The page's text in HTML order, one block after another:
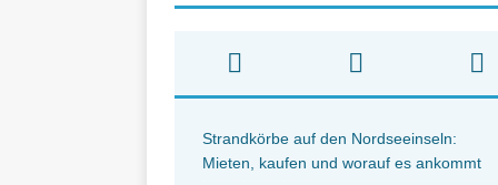
Strandkörbe auf den Nordseeinseln:
Mieten, kaufen und worauf es ankommt